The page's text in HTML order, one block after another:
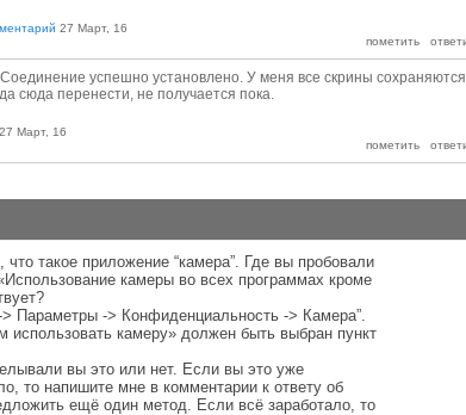
27 Март, 16
успешно установлено. У меня все скрины сохраняются
сюда перенести, не получается пока.
27 Март, 16
такое приложение “камера”. Где вы пробовали
камеры во всех программах кроме
Параметры -> Конфиденциальность -> Камера”.
использовать камеру» должен быть выбран пункт
вы это или нет. Если вы это уже
то напишите мне в комментарии к ответу об
ещё один метод. Если всё заработало, то